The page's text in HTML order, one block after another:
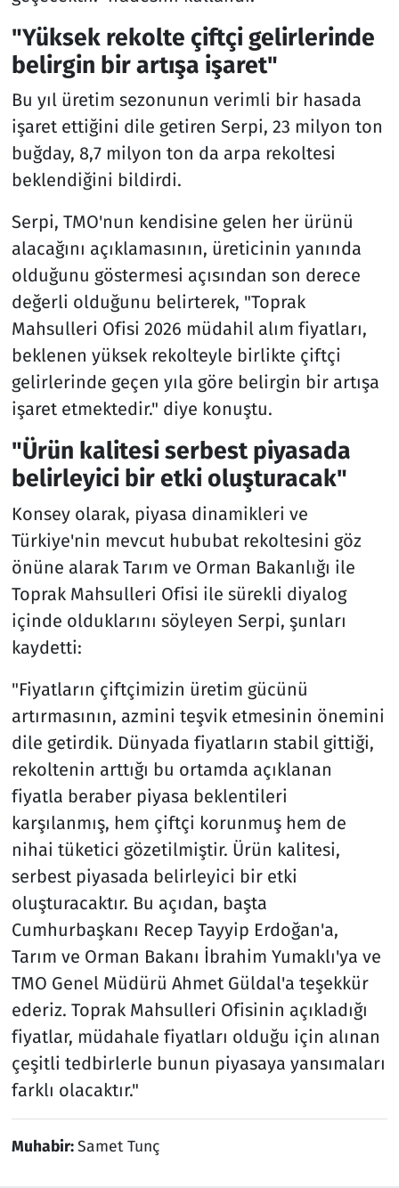
"Yüksek rekolte çiftçi gelirlerinde
belirgin bir artışa işaret"
Bu yıl üretim sezonunun verimli bir hasada
işaret ettiğini dile getiren Serpi, 23 milyon ton
buğday, 8,7 milyon ton da arpa rekoltesi
beklendiğini bildirdi.
Serpi, TMO'nun kendisine gelen her ürünü
alacağını açıklamasının, üreticinin yanında
olduğunu göstermesi açısından son derece
değerli olduğunu belirterek, "Toprak
Mahsulleri Ofisi 2026 müdahil alım fiyatları,
beklenen yüksek rekolteyle birlikte çiftçi
gelirlerinde geçen yıla göre belirgin bir artışa
işaret etmektedir." diye konuştu.
"Ürün kalitesi serbest piyasada
belirleyici bir etki oluşturacak"
Konsey olarak, piyasa dinamikleri ve
Türkiye'nin mevcut hububat rekoltesini göz
önüne alarak Tarım ve Orman Bakanlığı ile
Toprak Mahsulleri Ofisi ile sürekli diyalog
içinde olduklarını söyleyen Serpi, şunları
kaydetti:
"Fiyatların çiftçimizin üretim gücünü
artırmasının, azmini teşvik etmesinin önemini
dile getirdik. Dünyada fiyatların stabil gittiği,
rekoltenin arttığı bu ortamda açıklanan
fiyatla beraber piyasa beklentileri
karşılanmış, hem çiftçi korunmuş hem de
nihai tüketici gözetilmiştir. Ürün kalitesi,
serbest piyasada belirleyici bir etki
oluşturacaktır. Bu açıdan, başta
Cumhurbaşkanı Recep Tayyip Erdoğan'a,
Tarım ve Orman Bakanı İbrahim Yumaklı'ya ve
TMO Genel Müdürü Ahmet Güldal'a teşekkür
ederiz. Toprak Mahsulleri Ofisinin açıkladığı
fiyatlar, müdahale fiyatları olduğu için alınan
çeşitli tedbirlerle bunun piyasaya yansımaları
farklı olacaktır."
Muhabir:Samet Tunç